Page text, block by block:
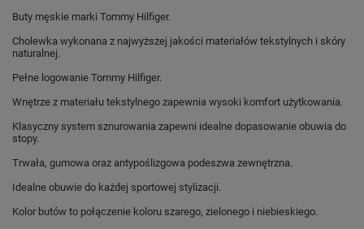
Buty męskie marki Tommy Hilfiger.
Cholewka wykonana z najwyższej jakości materiałów tekstylnych i skóry
naturalnej.
Pełne logowanie Tommy Hilfiger.
Wnętrze z materiału tekstylnego zapewnia wysoki komfort użytkowania.
Klasyczny system sznurowania zapewni idealne dopasowanie obuwia do
stopy.
Trwała, gumowa oraz antypoślizgowa podeszwa zewnętrzna.
Idealne obuwie do każdej sportowej stylizacji.
Kolor butów to połączenie koloru szarego, zielonego i niebieskiego.